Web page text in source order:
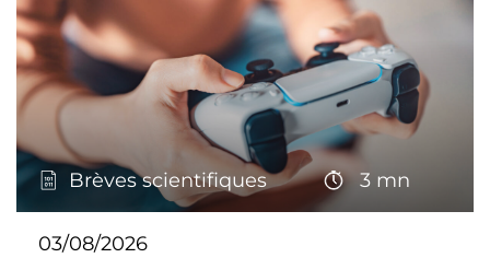
Brèves scientifiques 3 mn
03/08/2026